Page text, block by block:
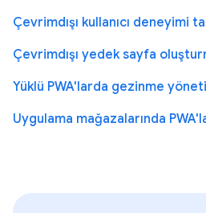
Çevrimdışı kullanıcı deneyimi
Çevrimdışı yedek sayfa
Yüklü PWA'larda gezinme
Uygulama mağazalarında